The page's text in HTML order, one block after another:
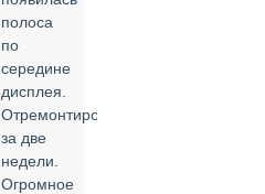
полоса
по
середине
дисплея.
Отремонтировали
за две
недели.
Огромное